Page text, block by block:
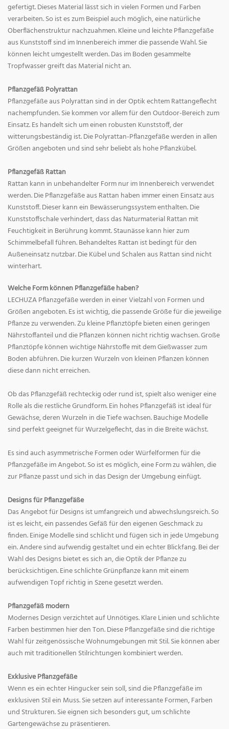
gefertigt. Dieses Material lässt sich in vielen Formen und Farben
verarbeiten. So ist es zum Beispiel auch möglich, eine natürliche
Oberflächenstruktur nachzuahmen. Kleine und leichte Pflanzgefäße
aus Kunststoff sind im Innenbereich immer die passende Wahl. Sie
können leicht umgestellt werden. Das im Boden gesammelte
Tropfwasser greift das Material nicht an.
Pflanzgefäß Polyrattan
Pflanzgefäße aus Polyrattan sind in der Optik echtem Rattangeflecht
nachempfunden. Sie kommen vor allem für den Outdoor-Bereich zum
Einsatz. Es handelt sich um einen robusten Kunststoff, der
witterungsbeständig ist. Die Polyrattan-Pflanzgefäße werden in allen
Größen angeboten und sind sehr beliebt als hohe Pflanzkübel.
Pflanzgefäß Rattan
Rattan kann in unbehandelter Form nur im Innenbereich verwendet
werden. Die Pflanzgefäße aus Rattan haben immer einen Einsatz aus
Kunststoff. Dieser kann ein Bewässerungssystem enthalten. Die
Kunststoffschale verhindert, dass das Naturmaterial Rattan mit
Feuchtigkeit in Berührung kommt. Staunässe kann hier zum
Schimmelbefall führen. Behandeltes Rattan ist bedingt für den
Außeneinsatz nutzbar. Die Kübel und Schalen aus Rattan sind nicht
winterhart.
Welche Form können Pflanzgefäße haben?
LECHUZA Pflanzgefäße werden in einer Vielzahl von Formen und
Größen angeboten. Es ist wichtig, die passende Größe für die jeweilige
Pflanze zu verwenden. Zu kleine Pflanztöpfe bieten einen geringen
Nährstoffanteil und die Pflanzen können nicht richtig wachsen. Große
Pflanztöpfe können wichtige Nährstoffe mit dem Gießwasser zum
Boden abführen. Die kurzen Wurzeln von kleinen Pflanzen können
diese dann nicht erreichen.
Ob das Pflanzgefäß rechteckig oder rund ist, spielt also weniger eine
Rolle als die restliche Grundform. Ein hohes Pflanzgefäß ist ideal für
Gewächse, deren Wurzeln in die Tiefe wachsen. Bauchige Modelle
sind perfekt geeignet für Wurzelgeflecht, das in die Breite wächst.
Es sind auch asymmetrische Formen oder Würfelformen für die
Pflanzgefäße im Angebot. So ist es möglich, eine Form zu wählen, die
zur Pflanze passt und sich in das Design der Umgebung einfügt.
Designs für Pflanzgefäße
Das Angebot für Designs ist umfangreich und abwechslungsreich. So
ist es leicht, ein passendes Gefäß für den eigenen Geschmack zu
finden. Einige Modelle sind schlicht und fügen sich in jede Umgebung
ein. Andere sind aufwendig gestaltet und ein echter Blickfang. Bei der
Wahl des Designs bietet es sich an, die Optik der Pflanze zu
berücksichtigen. Eine schlichte Grünpflanze kann mit einem
aufwendigen Topf richtig in Szene gesetzt werden.
Pflanzgefäß modern
Modernes Design verzichtet auf Unnötiges. Klare Linien und schlichte
Farben bestimmen hier den Ton. Diese Pflanzgefäße sind die richtige
Wahl für zeitgenössische Wohnumgebungen mit Stil. Sie können aber
auch mit traditionellen Stilrichtungen kombiniert werden.
Exklusive Pflanzgefäße
Wenn es ein echter Hingucker sein soll, sind die Pflanzgefäße im
exklusiven Stil ein Muss. Sie setzen auf interessante Formen, Farben
und Strukturen. Sie eignen sich besonders gut, um schlichte
Gartengewächse zu präsentieren.